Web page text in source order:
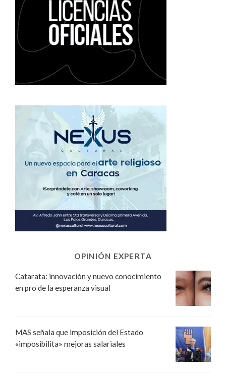
OPINIÓN EXPERTA
Catarata: innovación y nuevo conocimiento
en pro de la esperanza visual
MAS señala que imposición del Estado
«imposibilita» mejoras salariales